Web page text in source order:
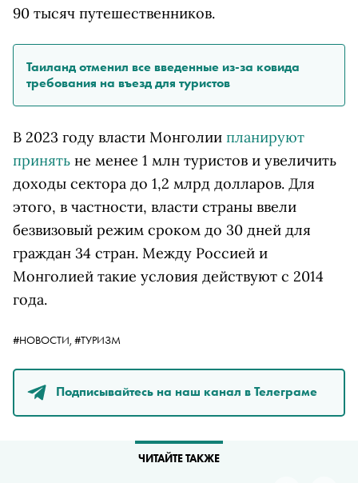
90 тысяч путешественников.
Таиланд отменил все введенные из-за ковида
требования на въезд для туристов
В 2023 году власти Монголии планируют
принять не менее 1 млн туристов и увеличить
доходы сектора до 1,2 млрд долларов. Для
этого, в частности, власти страны ввели
безвизовый режим сроком до 30 дней для
граждан 34 стран. Между Россией и
Монголией такие условия действуют с 2014
года.
#НОВОСТИ, #ТУРИЗМ
Подписывайтесь на наш канал в Телеграме
ЧИТАЙТЕ ТАКЖЕ